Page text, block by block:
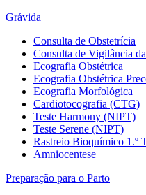
Grávida
Consulta de Obstetrícia
Consulta de Vigilância
Ecografia Obstétrica
Ecografia Obstétrica
Ecografia Morfológica
Cardiotocografia (CTG)
Teste Harmony (NIPT)
Teste Serene (NIPT)
Rastreio Bioquímico 1.º
Amniocentese
Preparação para o Parto